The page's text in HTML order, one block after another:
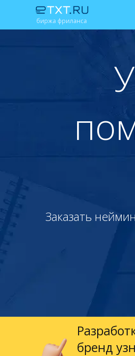
биржа фриланса
Заказать
бренд